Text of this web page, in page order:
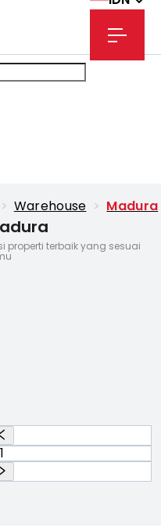
> Warehouse > Madura
properti terbaik yang sesuai
1